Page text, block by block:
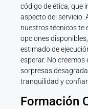
código de ética, que
aspecto del servicio.
nuestros técnicos te
opciones
estimado de
esperar. No
sorpresas
tranquilidad y
Formación